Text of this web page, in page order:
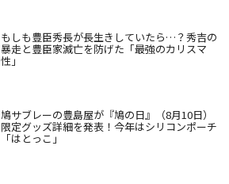
もしも豊臣秀長が長生きしていたら…？秀吉の
暴走と豊臣家滅亡を防げた「最強のカリスマ
性」
鳩サブレーの豊島屋が『鳩の日』（8月10日）
限定グッズ詳細を発表！今年はシリコンポーチ
「はとっこ」